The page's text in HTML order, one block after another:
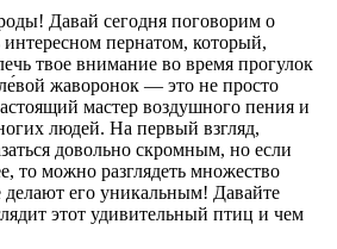
Давай сегодня поговорим о
интересном пернатом, который,
твое внимание во время прогулок
жаворонок — это не просто
мастер воздушного пения и
людей. На первый взгляд,
довольно скромным, но если
то можно разглядеть множество
делают его уникальным! Давайте
этот удивительный птиц и чем